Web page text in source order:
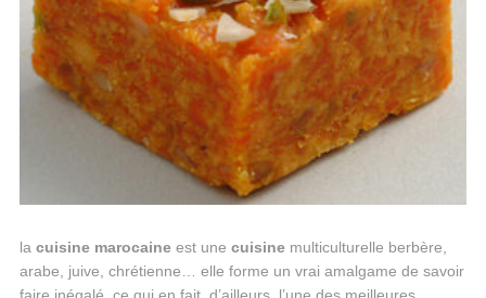
la cuisine marocaineest une cuisinemulticulturelle berbère,
arabe, juive, chrétienne… elle forme un vrai amalgame de savoir
faire inégalé, ce qui en fait, d’ailleurs, l’une des meilleures...